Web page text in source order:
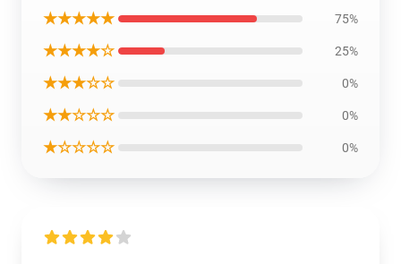
★★★★★ 75%
★★★★☆ 25%
★★★☆☆ 0%
★★☆☆☆ 0%
★☆☆☆☆ 0%